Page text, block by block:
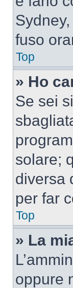
fuso
Top
» Ho
Se sei
solare;
diversa
per far
Top
» La
oppure